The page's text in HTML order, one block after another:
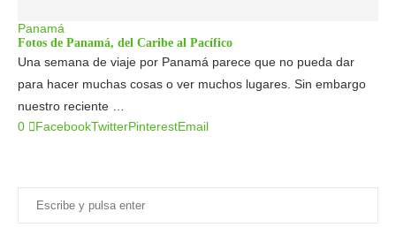
Panamá
Fotos de Panamá, del Caribe al Pacífico
Una semana de viaje por Panamá parece que no pueda dar
para hacer muchas cosas o ver muchos lugares. Sin embargo
nuestro reciente …
0
FacebookTwitterPinterestEmail